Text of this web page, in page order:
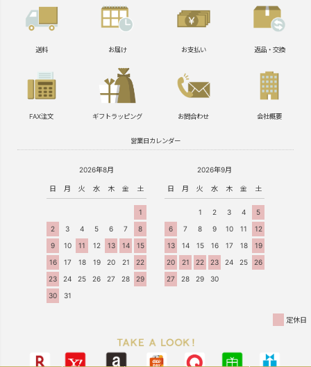
送料 お届け お支払い 返品・交換
FAX注文 ギフトラッピング お問合わせ 会社概要
営業日カレンダー
2026年8月
日 月 火 水 木 金 土
1
2
3 4 5 6 7
8
9
10 11 12 13 14
15
16
17 18 19 20 21
22
23
24 25 26 27 28
29
30
31
2026年9月
日 月 火 水 木 金 土
1 2 3 4
5
6
7 8 9 10 11
12
13
14 15 16 17 18
19
20
21 22 23 24 25
26
27
28 29 30
定休日